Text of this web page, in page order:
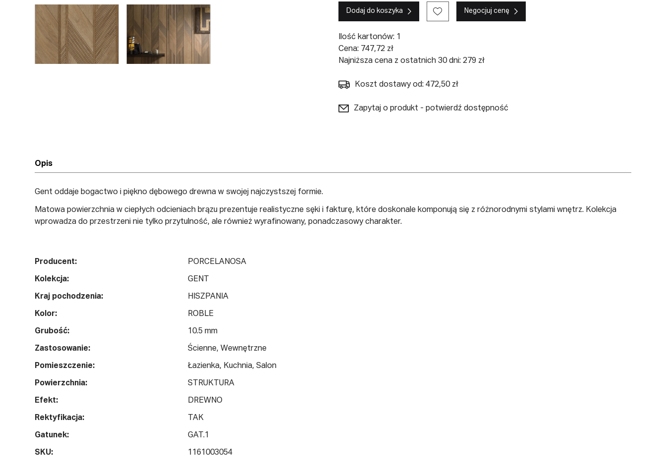
Dodaj do koszyka Negocjuj cenę
Ilość kartonów: 1
Cena: 747,72 zł
Najniższa cena z ostatnich 30 dni: 279 zł
Koszt dostawy od: 472,50 zł
Zapytaj o produkt - potwierdź dostępność
Opis
Gent oddaje bogactwo i piękno dębowego drewna w swojej najczystszej formie.
Matowa powierzchnia w ciepłych odcieniach brązu prezentuje realistyczne sęki i fakturę, które doskonale komponują się z różnorodnymi stylami wnętrz. Kolekcja
wprowadza do przestrzeni nie tylko przytulność, ale również wyrafinowany, ponadczasowy charakter.
Producent: PORCELANOSA
Kolekcja: GENT
Kraj pochodzenia: HISZPANIA
Kolor: ROBLE
Grubość: 10.5 mm
Zastosowanie: Ścienne, Wewnętrzne
Pomieszczenie: Łazienka, Kuchnia, Salon
Powierzchnia: STRUKTURA
Efekt: DREWNO
Rektyfikacja: TAK
Gatunek: GAT.1
SKU: 1161003054